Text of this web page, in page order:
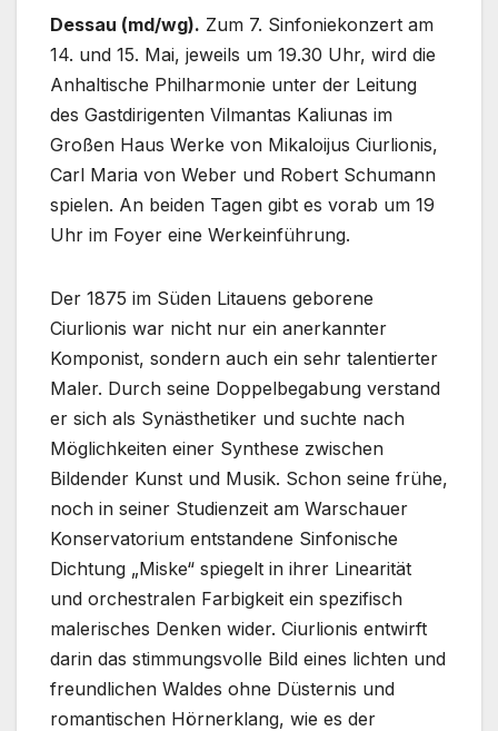
Dessau (md/wg). Zum 7. Sinfoniekonzert am
14. und 15. Mai, jeweils um 19.30 Uhr, wird die
Anhaltische Philharmonie unter der Leitung
des Gastdirigenten Vilmantas Kaliunas im
Großen Haus Werke von Mikaloijus Ciurlionis,
Carl Maria von Weber und Robert Schumann
spielen. An beiden Tagen gibt es vorab um 19
Uhr im Foyer eine Werkeinführung.
Der 1875 im Süden Litauens geborene
Ciurlionis war nicht nur ein anerkannter
Komponist, sondern auch ein sehr talentierter
Maler. Durch seine Doppelbegabung verstand
er sich als Synästhetiker und suchte nach
Möglichkeiten einer Synthese zwischen
Bildender Kunst und Musik. Schon seine frühe,
noch in seiner Studienzeit am Warschauer
Konservatorium entstandene Sinfonische
Dichtung „Miske“ spiegelt in ihrer Linearität
und orchestralen Farbigkeit ein spezifisch
malerisches Denken wider. Ciurlionis entwirft
darin das stimmungsvolle Bild eines lichten und
freundlichen Waldes ohne Düsternis und
romantischen Hörnerklang, wie es der